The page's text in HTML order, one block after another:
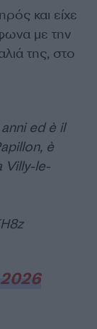
και είχε
με την
της, στο
ed è il
è
Villy-le-